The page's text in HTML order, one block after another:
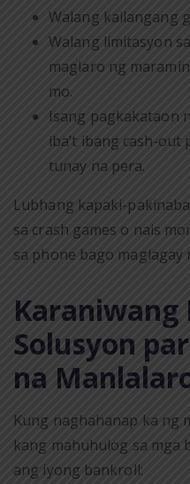
Walang kailangang
Walang limitasyon
maglaro ng
mo.
Isang pagkakataon
iba’t ibang
tunay na pera.
Lubhang kapaki-
sa crash games o nais
sa phone bago
Solusyon
na
Kung naghahanap ka ng
kang mahuhulog sa mga
ang iyong bankroll: